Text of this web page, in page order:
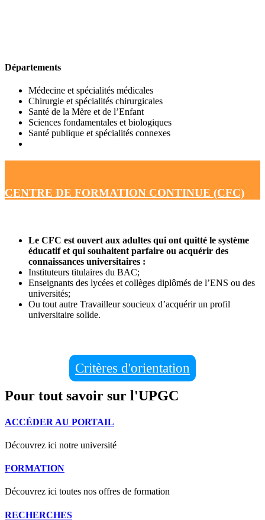
Départements
Médecine et spécialités médicales
Chirurgie et spécialités chirurgicales
Santé de la Mère et de l’Enfant
Sciences fondamentales et biologiques
Santé publique et spécialités connexes
CENTRE DE FORMATION CONTINUE (CFC)
Le CFC est ouvert aux adultes qui ont quitté le système
éducatif et qui souhaitent parfaire ou acquérir des
connaissances universitaires :
Instituteurs titulaires du BAC;
Enseignants des lycées et collèges diplômés de l’ENS ou des
universités;
Ou tout autre Travailleur soucieux d’acquérir un profil
universitaire solide.
Critères d'orientation
Pour tout savoir sur l'UPGC
ACCÉDER AU PORTAIL
Découvrez ici notre université
FORMATION
Découvrez ici toutes nos offres de formation
RECHERCHES